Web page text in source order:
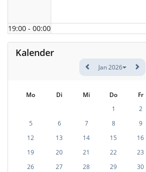
19:00 - 00:00
Kalender
Jan 2026
Mo Di Mi Do Fr
1
2
5
6 7 8 9
12
13 14 15 16
19
20 21 22 23
26
27 28 29 30